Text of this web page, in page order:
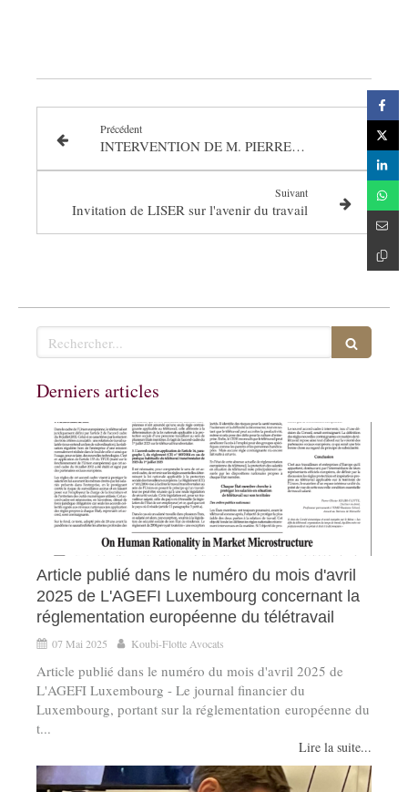
Précédent
INTERVENTION DE M. PIERRE-OLIVIER KOUBI-FLOTTE
Suivant
Invitation de LISER sur l'avenir du travail
Rechercher
Derniers articles
Article publié dans le numéro du mois d'avril
2025 de L'AGEFI Luxembourg concernant la
réglementation européenne du télétravail
07 Mai 2025 Koubi-Flotte Avocats
Article publié dans le numéro du mois d'avril 2025 de
L'AGEFI Luxembourg - Le journal financier du
Luxembourg, portant sur la réglementation européenne du
t...
Lire la suite...